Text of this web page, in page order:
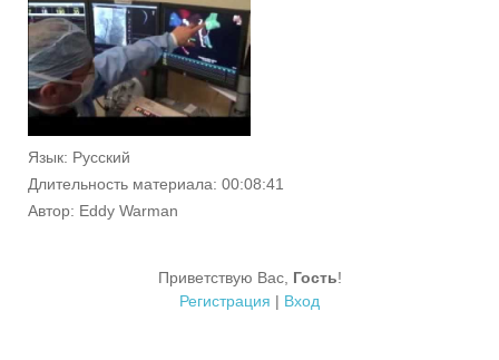
Язык: Русский
Длительность материала: 00:08:41
Автор: Eddy Warman
Приветствую Вас, Гость!
Регистрация | Вход